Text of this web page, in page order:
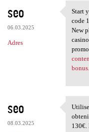
seo
06.03.2025
Adres
Start
Start
code
New
seo
08.03.2025
130€.